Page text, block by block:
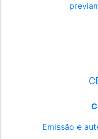
Emissão e